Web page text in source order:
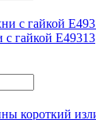
с гайкой E49313